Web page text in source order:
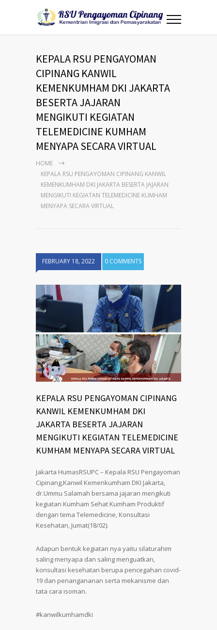
KEPALA RSU PENGAYOMAN
CIPINANG KANWIL
KEMENKUMHAM DKI JAKARTA
BESERTA JAJARAN
MENGIKUTI KEGIATAN
TELEMEDICINE KUMHAM
MENYAPA SECARA VIRTUAL
HOME
KEPALA RSU PENGAYOMAN CIPINANG KANWIL
KEMENKUMHAM DKI JAKARTA BESERTA JAJARAN
MENGIKUTI KEGIATAN TELEMEDICINE KUMHAM
MENYAPA SECARA VIRTUAL
FEBRUARY 18, 2022 0 COMMENTS
KEPALA RSU PENGAYOMAN CIPINANG
KANWIL KEMENKUMHAM DKI
JAKARTA BESERTA JAJARAN
MENGIKUTI KEGIATAN TELEMEDICINE
KUMHAM MENYAPA SECARA VIRTUAL
Jakarta HumasRSUPC – Kepala RSU Pengayoman
Cipinang,Kanwil Kemenkumham DKI Jakarta,
dr.Ummu Salamah bersama jajaran mengikuti
kegiatan Kumham Sehat Kumham Produktif
dengan tema Telemedicine, Konsultasi
Kesehatan, Jumat(18/02).
Adapun bentuk kegiatan nya yaitu silaturahim
saling menyapa dan saling menguatkan,
konsultasi kesehatan berupa pencegahan covid-
19 dan penangananan serta mekanisme dan
tata cara isoman.
#kanwilkumhamdki